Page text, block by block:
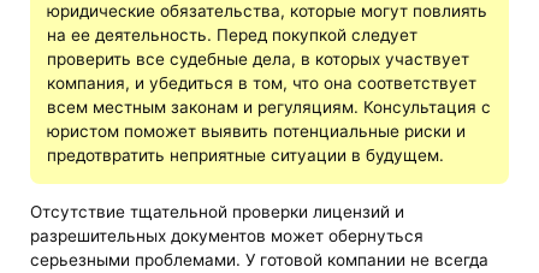
юридические обязательства, которые могут повлиять
на ее деятельность. Перед покупкой следует
проверить все судебные дела, в которых участвует
компания, и убедиться в том, что она соответствует
всем местным законам и регуляциям. Консультация с
юристом поможет выявить потенциальные риски и
предотвратить неприятные ситуации в будущем.
Отсутствие тщательной проверки лицензий и
разрешительных документов может обернуться
серьезными проблемами. У готовой компании не всегда